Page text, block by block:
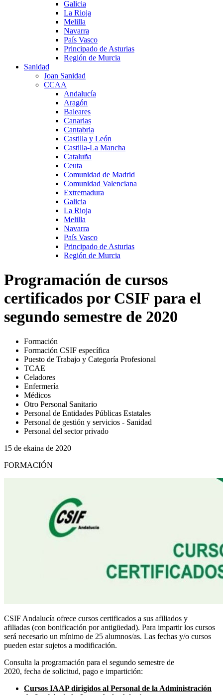
Galicia
La Rioja
Melilla
Navarra
País Vasco
Principado de Asturias
Región de Murcia
Sanidad
Joan Sanidad
CCAA
Andalucía
Aragón
Baleares
Canarias
Cantabria
Castilla y León
Castilla-La Mancha
Cataluña
Ceuta
Comunidad de Madrid
Comunidad Valenciana
Extremadura
Galicia
La Rioja
Melilla
Navarra
País Vasco
Principado de Asturias
Región de Murcia
Programación de cursos
certificados por CSIF para el
segundo semestre de 2020
Formación
Formación CSIF específica
Puesto de Trabajo y Categoría Profesional
TCAE
Celadores
Enfermería
Médicos
Otro Personal Sanitario
Personal de Entidades Públicas Estatales
Personal de gestión y servicios - Sanidad
Personal del sector privado
15 de ekaina de 2020
FORMACIÓN
CSIF Andalucía ofrece cursos certificados a sus afiliados y
afiliadas (con bonificación por antigüedad). Para impartir los cursos
será necesario un mínimo de 25 alumnos/as. Las fechas y/o cursos
pueden estar sujetos a modificación.
Consulta la programación para el segundo semestre de
2020, fecha de solicitud, pago e impartición:
Cursos IAAP dirigidos al Personal de la Administración